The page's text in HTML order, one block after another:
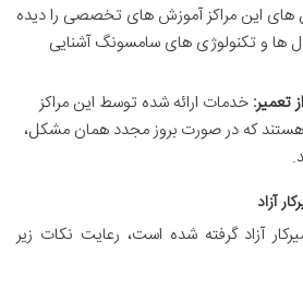
های این مراکز آموزش های تخصصی را دیده
ها و تکنولوژی های سامسونگ آشنایی
تعمیر: خدمات ارائه شده توسط این مراکز
هستند که در صورت بروز مجدد همان مشکل،
آزاد
آزاد گرفته شده است، رعایت نکات زیر